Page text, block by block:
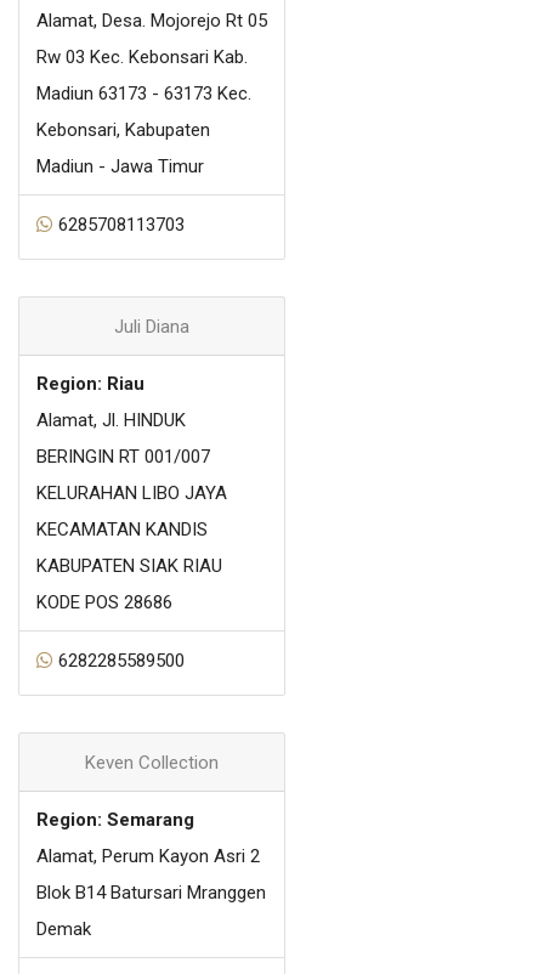
Alamat, Desa. Mojorejo Rt 05
Rw 03 Kec. Kebonsari Kab.
Madiun 63173 - 63173 Kec.
Kebonsari, Kabupaten
Madiun - Jawa Timur
6285708113703
Juli Diana
Region: Riau
Alamat, Jl. HINDUK
BERINGIN RT 001/007
KELURAHAN LIBO JAYA
KECAMATAN KANDIS
KABUPATEN SIAK RIAU
KODE POS 28686
6282285589500
Keven Collection
Region: Semarang
Alamat, Perum Kayon Asri 2
Blok B14 Batursari Mranggen
Demak